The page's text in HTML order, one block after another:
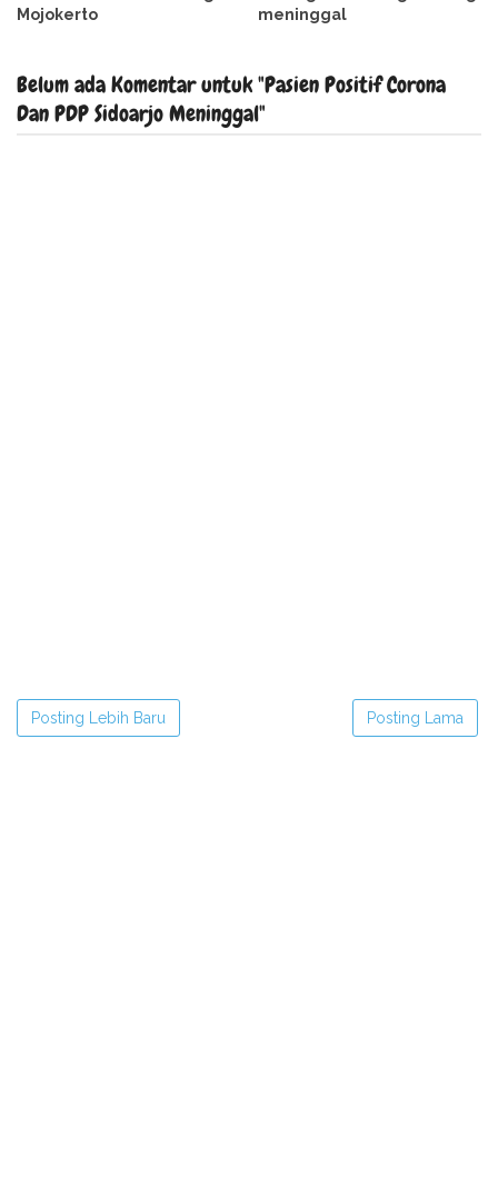
Mojokerto
meninggal
Belum ada Komentar untuk "Pasien Positif Corona
Dan PDP Sidoarjo Meninggal"
Posting Lebih Baru Posting Lama